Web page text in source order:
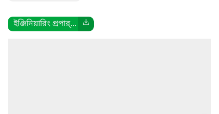
ইঞ্জিনিয়ারিং প্রপার্...